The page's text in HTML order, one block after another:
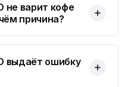
не варит кофе
причина?
выдаёт ошибку